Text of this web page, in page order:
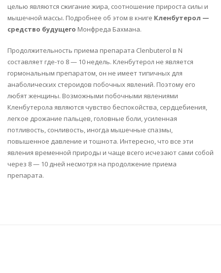
целью являются сжигание жира, соотношение прироста силы и
мышечной массы. Подробнее об этом в книге Кленбутерол —
средство будущего Монфреда Бахмана.
Продолжительность приема препарата Clenbuterol в N
составляет где-то 8 — 10 недель. Кленбутерол не является
гормональным препаратом, он не имеет типичных для
анаболических стероидов побочных явлений. Поэтому его
любят женщины. Возможными побочными явлениями
Кленбутерола являются чувство беспокойства, сердцебиения,
легкое дрожание пальцев, головные боли, усиленная
потливость, сонливость, иногда мышечные спазмы,
повышенное давление и тошнота. Интересно, что все эти
явления временной природы и чаще всего исчезают сами собой
через 8 — 10 дней несмотря на продолжение приема
препарата.